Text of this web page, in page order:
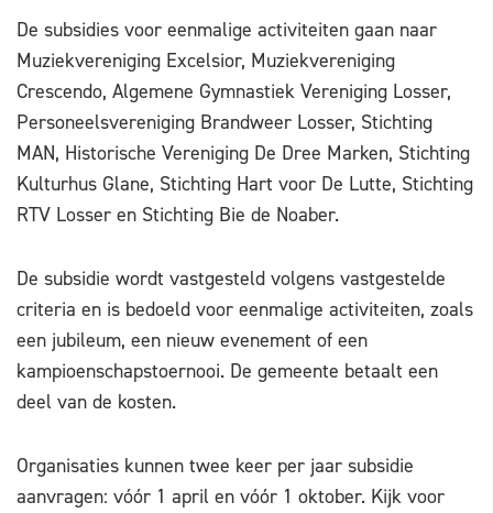
De subsidies voor eenmalige activiteiten gaan naar
Muziekvereniging Excelsior, Muziekvereniging
Crescendo, Algemene Gymnastiek Vereniging Losser,
Personeelsvereniging Brandweer Losser, Stichting
MAN, Historische Vereniging De Dree Marken, Stichting
Kulturhus Glane, Stichting Hart voor De Lutte, Stichting
RTV Losser en Stichting Bie de Noaber.
De subsidie wordt vastgesteld volgens vastgestelde
criteria en is bedoeld voor eenmalige activiteiten, zoals
een jubileum, een nieuw evenement of een
kampioenschapstoernooi. De gemeente betaalt een
deel van de kosten.
Organisaties kunnen twee keer per jaar subsidie
aanvragen: vóór 1 april en vóór 1 oktober. Kijk voor